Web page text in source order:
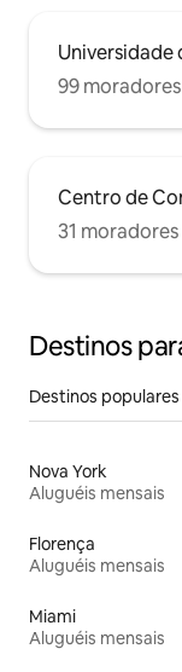
Universidade
99
Centro de
31
Destinos
Destinos
Nova York
Aluguéis mensais
Florença
Aluguéis mensais
Miami
Aluguéis mensais